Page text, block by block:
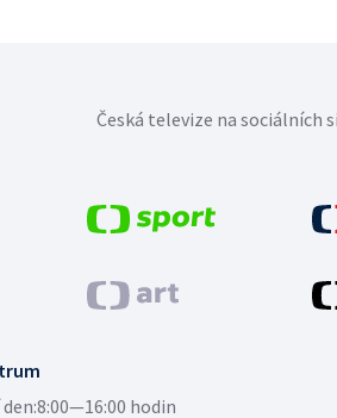
8:00—16:00 hodin
Česká televize na sociálních